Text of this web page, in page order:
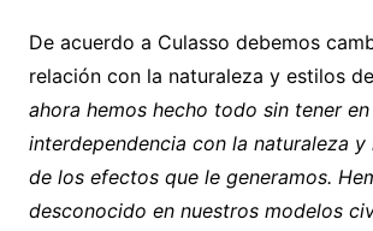
De acuerdo a Culasso debemos
relación con la naturaleza y estilos
ahora hemos hecho todo sin tener
interdependencia con la naturaleza
de los efectos que le generamos.
desconocido en nuestros modelos